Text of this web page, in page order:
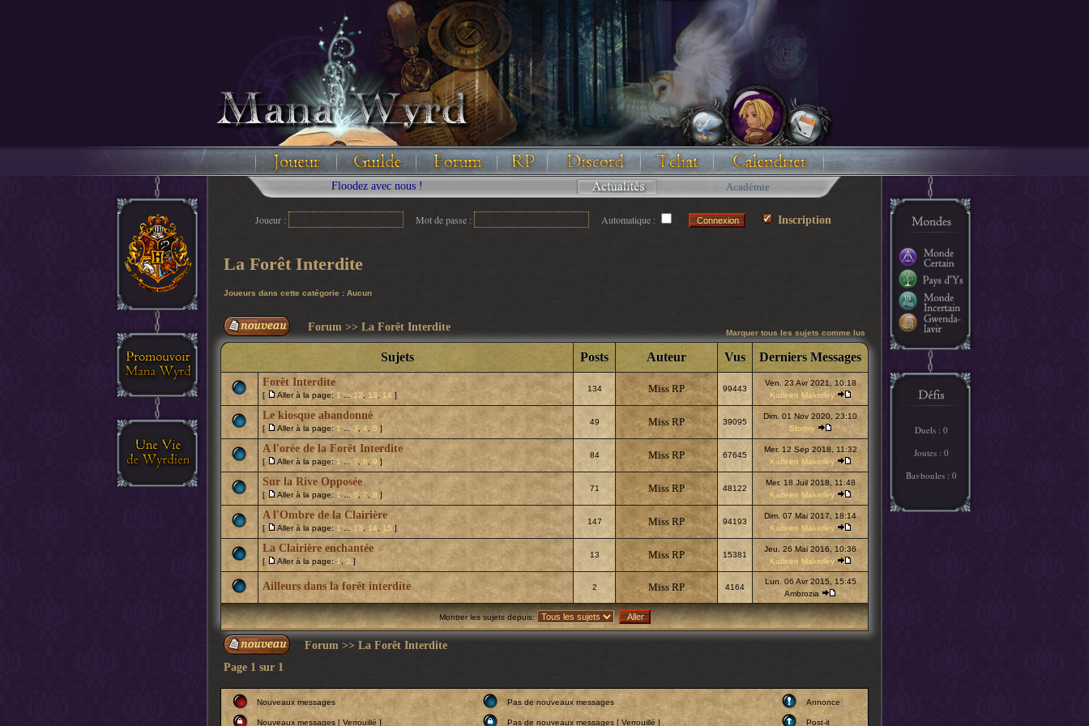
Duels : 0
Joutes : 0
Bavboules : 0
Floodez avec nous ! Académie
Joueur : Mot de passe : Automatique : Inscription
La Forêt Interdite
Joueurs dans cette catégorie : Aucun
Forum >> La Forêt Interdite Marquer tous les sujets comme lus
Sujets Posts Auteur Vus Derniers Messages
Forêt Interdite
[ Aller à la page: 1 ...12 13 14 ]
134 Miss RP 99443
Ven. 23 Avr 2021, 10:18
Katleen Makerley
Le kiosque abandonné
[ Aller à la page: 1 ...3 4 5 ]
49 Miss RP 39095
Dim. 01 Nov 2020, 23:10
Stormy
A l'orée de la Forêt Interdite
[ Aller à la page: 1 ...7 8 9 ]
84 Miss RP 67645
Mer. 12 Sep 2018, 11:32
Katleen Makerley
Sur la Rive Opposée
[ Aller à la page: 1 ...6 7 8 ]
71 Miss RP 48122
Mer. 18 Juil 2018, 11:48
Katleen Makerley
A l'Ombre de la Clairière
[ Aller à la page: 1 ...13 14 15 ]
147 Miss RP 94193
Dim. 07 Mai 2017, 18:14
Katleen Makerley
La Clairière enchantée
[ Aller à la page: 1 2]
13 Miss RP 15381
Jeu. 26 Mai 2016, 10:36
Katleen Makerley
Ailleurs dans la forêt interdite 2 Miss RP 4164
Lun. 06 Avr 2015, 15:45
Ambrozia
Montrer les sujets depuis:
Forum >> La Forêt Interdite
Page 1 sur 1
Nouveaux messages Pas de nouveaux messages Annonce
Nouveaux messages [ Verrouillé ] Pas de nouveaux messages [ Verrouillé ] Post-it